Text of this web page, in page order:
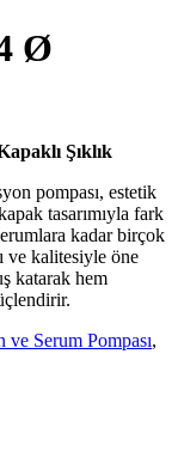
Ø
Şıklık
pompası, estetik
tasarımıyla fark
kadar birçok
ve kalitesiyle öne
katarak hem
ve Serum Pompası,